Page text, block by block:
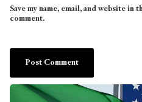
Save my name, email, and website
comment.